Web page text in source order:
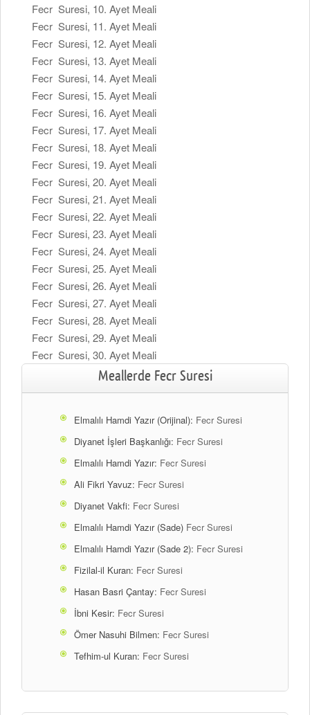
Fecr Suresi, 10. Ayet Meali
Fecr Suresi, 11. Ayet Meali
Fecr Suresi, 12. Ayet Meali
Fecr Suresi, 13. Ayet Meali
Fecr Suresi, 14. Ayet Meali
Fecr Suresi, 15. Ayet Meali
Fecr Suresi, 16. Ayet Meali
Fecr Suresi, 17. Ayet Meali
Fecr Suresi, 18. Ayet Meali
Fecr Suresi, 19. Ayet Meali
Fecr Suresi, 20. Ayet Meali
Fecr Suresi, 21. Ayet Meali
Fecr Suresi, 22. Ayet Meali
Fecr Suresi, 23. Ayet Meali
Fecr Suresi, 24. Ayet Meali
Fecr Suresi, 25. Ayet Meali
Fecr Suresi, 26. Ayet Meali
Fecr Suresi, 27. Ayet Meali
Fecr Suresi, 28. Ayet Meali
Fecr Suresi, 29. Ayet Meali
Fecr Suresi, 30. Ayet Meali
Meallerde Fecr Suresi
Elmalılı Hamdi Yazır (Orijinal): Fecr Suresi
Diyanet İşleri Başkanlığı: Fecr Suresi
Elmalılı Hamdi Yazır: Fecr Suresi
Ali Fikri Yavuz: Fecr Suresi
Diyanet Vakfi: Fecr Suresi
Elmalılı Hamdi Yazır (Sade) Fecr Suresi
Elmalılı Hamdi Yazır (Sade 2): Fecr Suresi
Fizilal-il Kuran: Fecr Suresi
Hasan Basri Çantay: Fecr Suresi
İbni Kesir: Fecr Suresi
Ömer Nasuhi Bilmen: Fecr Suresi
Tefhim-ul Kuran: Fecr Suresi